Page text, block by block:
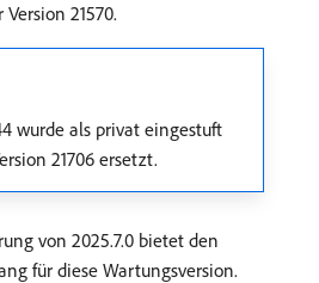
21570.
wurde als privat eingestuft
21706 ersetzt.
von 2025.7.0 bietet den
für diese Wartungsversion.